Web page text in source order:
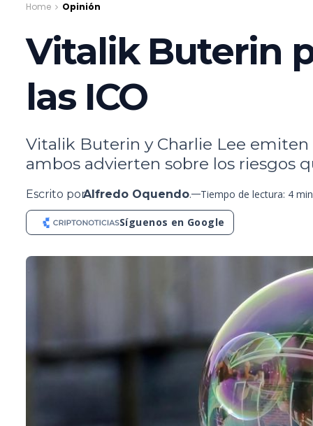
Home Opinión
Vitalik Buterin
las ICO
Vitalik Buterin y Charlie Lee
ambos advierten sobre los riesgos
Escrito porAlfredo Oquendo. Tiempo de lectura: 4
Síguenos en Google